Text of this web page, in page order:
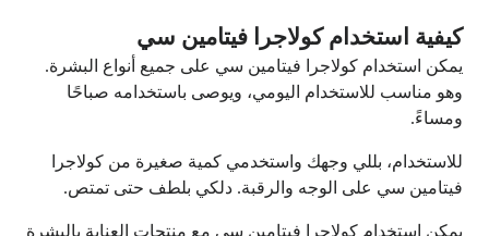
كيفية استخدام كولاجرا فيتامين سي
يمكن استخدام كولاجرا فيتامين سي على جميع أنواع البشرة.
وهو مناسب للاستخدام اليومي، ويوصى باستخدامه صباحًا
ومساءً.
للاستخدام، بللي وجهك واستخدمي كمية صغيرة من كولاجرا
فيتامين سي على الوجه والرقبة. دلكي بلطف حتى تمتص.
يمكن استخدام كولاجرا فيتامين سي مع منتجات العناية بالبشرة